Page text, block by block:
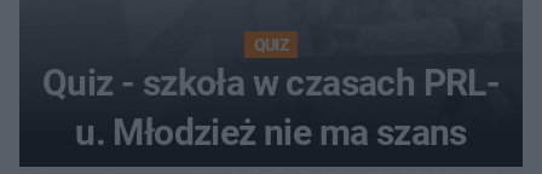
QUIZ
Quiz - szkoła w czasach PRL-
u. Młodzież nie ma szans